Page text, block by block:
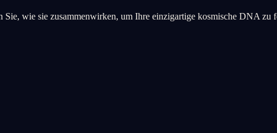
wie sie zusammenwirken, um Ihre einzigartige kosmische DNA zu